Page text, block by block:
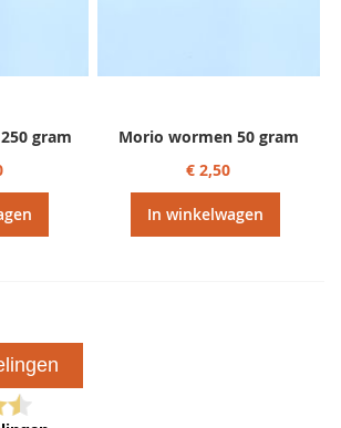
gram
Morio wormen 50 gram
€ 2,50
In winkelwagen